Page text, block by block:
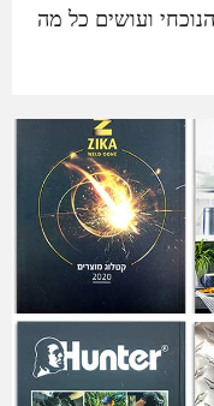
ועושים כל מה